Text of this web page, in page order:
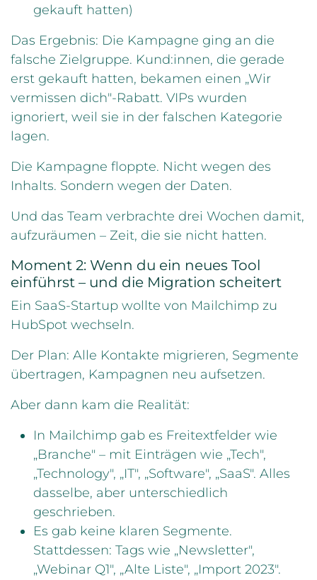
gekauft hatten)
Das Ergebnis: Die Kampagne ging an die
falsche Zielgruppe. Kund:innen, die gerade
erst gekauft hatten, bekamen einen „Wir
vermissen dich"-Rabatt. VIPs wurden
ignoriert, weil sie in der falschen Kategorie
lagen.
Die Kampagne floppte. Nicht wegen des
Inhalts. Sondern wegen der Daten.
Und das Team verbrachte drei Wochen damit,
aufzuräumen – Zeit, die sie nicht hatten.
Moment 2: Wenn du ein neues Tool
einführst – und die Migration scheitert
Ein SaaS-Startup wollte von Mailchimp zu
HubSpot wechseln.
Der Plan: Alle Kontakte migrieren, Segmente
übertragen, Kampagnen neu aufsetzen.
Aber dann kam die Realität:
In Mailchimp gab es Freitextfelder wie
„Branche" – mit Einträgen wie „Tech",
„Technology", „IT", „Software", „SaaS". Alles
dasselbe, aber unterschiedlich
geschrieben.
Es gab keine klaren Segmente.
Stattdessen: Tags wie „Newsletter",
„Webinar Q1", „Alte Liste", „Import 2023".